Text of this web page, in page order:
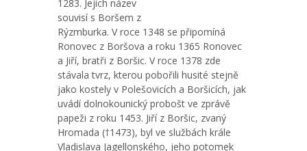
1283. Jejich název
souvisí s Boršem z
Rýzmburka. V roce 1348 se připomíná
Ronovec z Boršova a roku 1365 Ronovec
a Jiří, bratři z Boršic. V roce 1378 zde
stávala tvrz, kterou pobořili husité stejně
jako kostely v Polešovicích a Boršicích, jak
uvádí dolnokounický probošt ve zprávě
papeži z roku 1453. Jiří z Boršic, zvaný
Hromada (†1473), byl ve službách krále
Vladislava Jagellonského, jeho potomek